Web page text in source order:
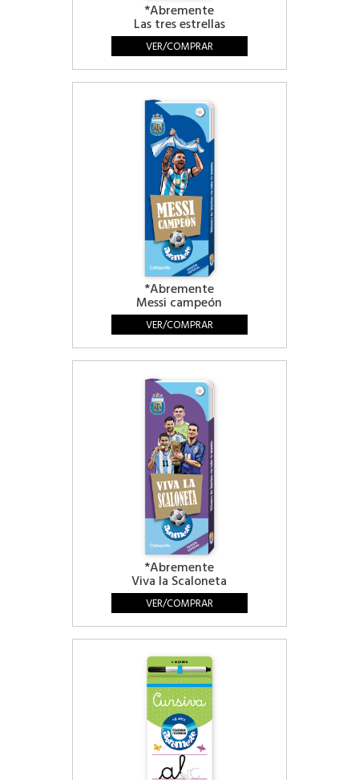
*Abremente
Las tres estrellas
VER/COMPRAR
*Abremente
Messi campeón
VER/COMPRAR
*Abremente
Viva la Scaloneta
VER/COMPRAR